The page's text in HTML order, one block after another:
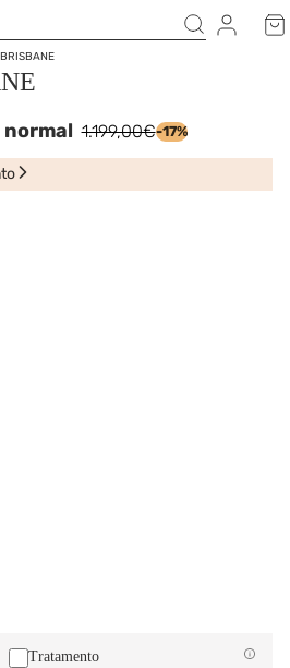
1.199,00€-17%
Tratamento